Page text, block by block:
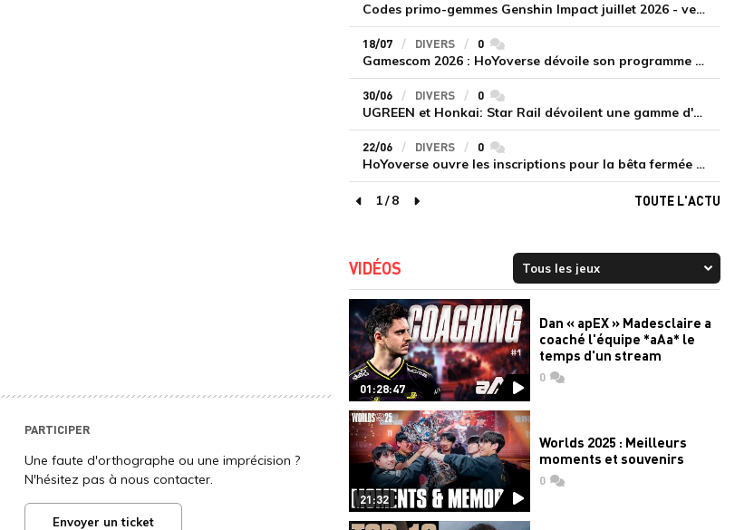
PARTICIPER
Une faute d'orthographe ou une imprécision ?
N'hésitez pas à nous contacter.
Envoyer un ticket
Codes primo-gemmes Genshin Impact juillet 2026 - version 7.0
18/07 DIVERS 0commentaires
Gamescom 2026 : HoYoverse dévoile son programme et présente deux nouveaux jeux inédits
30/06 DIVERS 0commentaires
UGREEN et Honkai: Star Rail dévoilent une gamme d'accessoires de recharge en édition limitée
22/06 DIVERS 0commentaires
HoYoverse ouvre les inscriptions pour la bêta fermée de Honkai : Nexus Anima
page précédente
1/8
page suivante
TOUTE L'ACTU
VIDÉOS
01:28:47
Dan « apEX » Madesclaire a
coaché l'équipe *aAa* le
temps d'un stream
0commentaires
21:32
Worlds 2025 : Meilleurs
moments et souvenirs
0commentaires